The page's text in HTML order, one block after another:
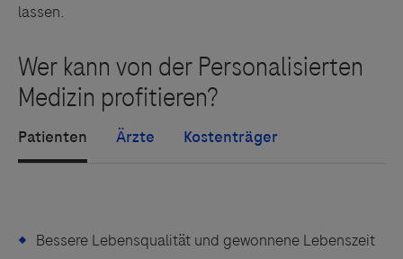
lassen.
Patienten Ärzte Kostenträger
Bessere Lebensqualität und gewonnene Lebenszeit